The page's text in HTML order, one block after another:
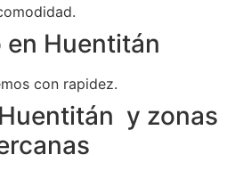
en Huentitán
con rapidez.
y zonas